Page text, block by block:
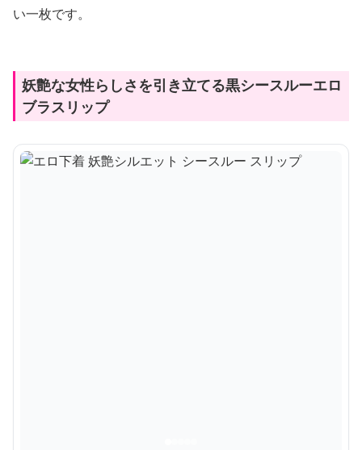
い一枚です。
妖艶な女性らしさを引き立てる黒シースルーエロ
ブラスリップ